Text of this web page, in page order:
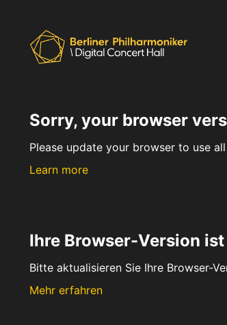
Sorry, your browser
Please update your browser to use
Learn more
Ihre Browser-Version
Bitte aktualisieren Sie Ihre Browser-
Mehr erfahren